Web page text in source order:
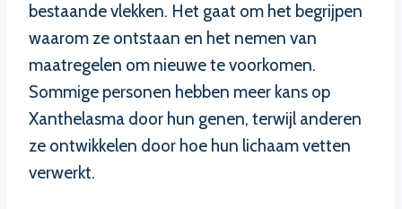
bestaande vlekken. Het gaat om het begrijpen
waarom ze ontstaan en het nemen van
maatregelen om nieuwe te voorkomen.
Sommige personen hebben meer kans op
Xanthelasma door hun genen, terwijl anderen
ze ontwikkelen door hoe hun lichaam vetten
verwerkt.